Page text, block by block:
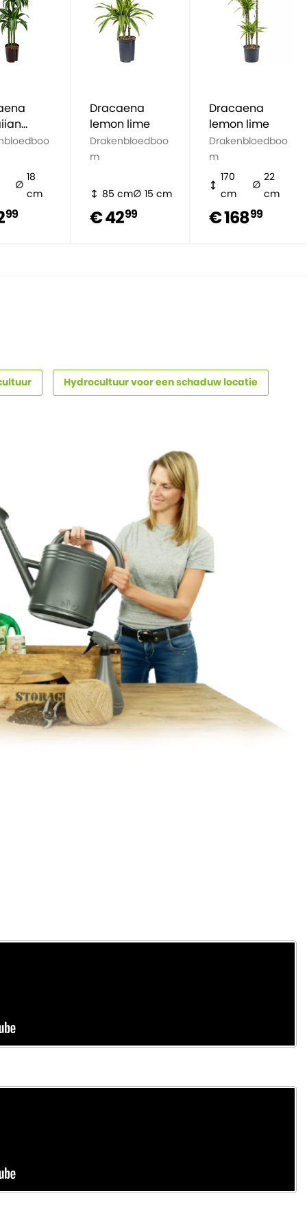
18
cm
99
Dracaena
lemon lime
Drakenbloedboo
m
85 cm 15 cm
€ 4299
Dracaena
lemon lime
Drakenbloedboo
m
170
cm
22
cm
€ 16899
Hydrocultuur voor een schaduw locatie